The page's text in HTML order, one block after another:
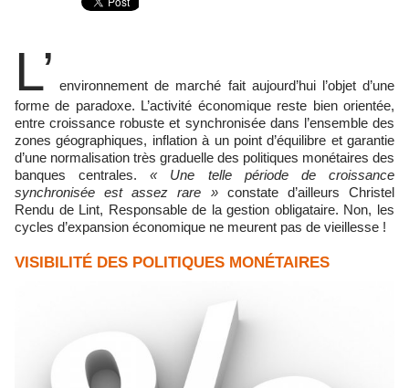
L’ environnement de marché fait aujourd’hui l’objet d’une
forme de paradoxe. L’activité économique reste bien orientée,
entre croissance robuste et synchronisée dans l’ensemble des
zones géographiques, inflation à un point d’équilibre et garantie
d’une normalisation très graduelle des politiques monétaires des
banques centrales.« Une telle période de croissance
synchronisée est assez rare » constate d’ailleurs Christel
Rendu de Lint, Responsable de la gestion obligataire. Non, les
cycles d’expansion économique ne meurent pas de vieillesse !
VISIBILITÉ DES POLITIQUES MONÉTAIRES